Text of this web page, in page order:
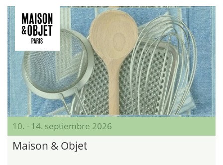
10. - 14. septiembre 2026
Maison & Objet